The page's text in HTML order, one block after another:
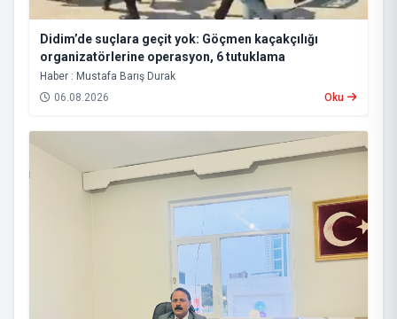
Didim’de suçlara geçit yok: Göçmen kaçakçılığı
organizatörlerine operasyon, 6 tutuklama
Haber : Mustafa Barış Durak
06.08.2026
Oku